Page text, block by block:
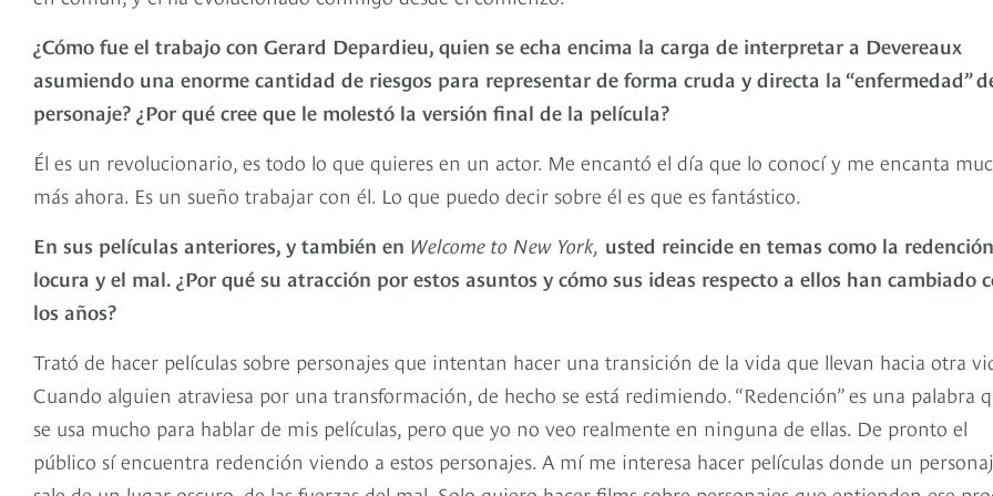
¿Cómo fue el trabajo con Gerard Depardieu, quien se echa encima la carga de interpretar a Devereaux
asumiendo una enorme cantidad de riesgos para representar de forma cruda y directa la “enfermedad”
personaje? ¿Por qué cree que le molestó la versión final de la película?
Él es un revolucionario, es todo lo que quieres en un actor. Me encantó el día que lo conocí y me encanta
más ahora. Es un sueño trabajar con él. Lo que puedo decir sobre él es que es fantástico.
En sus películas anteriores, y también en Welcome to New York, usted reincide en temas como la
locura y el mal. ¿Por qué su atracción por estos asuntos y cómo sus ideas respecto a ellos han cambiado
los años?
Trató de hacer películas sobre personajes que intentan hacer una transición de la vida que llevan hacia otra
Cuando alguien atraviesa por una transformación, de hecho se está redimiendo. “Redención” es una palabra
se usa mucho para hablar de mis películas, pero que yo no veo realmente en ninguna de ellas. De pronto el
público sí encuentra redención viendo a estos personajes. A mí me interesa hacer películas donde un